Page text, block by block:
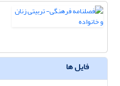
فایل ها